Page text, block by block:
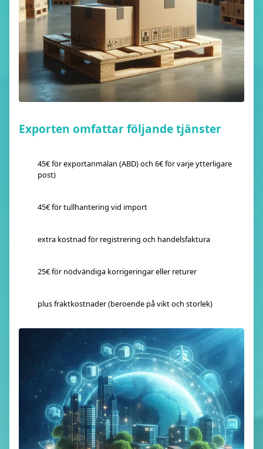
Exporten omfattar följande tjänster
45€ för exportanmälan (ABD) och 6€ för varje ytterligare
post)
45€ för tullhantering vid import
extra kostnad för registrering och handelsfaktura
25€ för nödvändiga korrigeringar eller returer
plus fraktkostnader (beroende på vikt och storlek)